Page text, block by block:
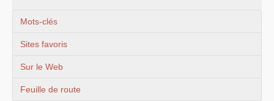
Mots-clés
Sites favoris
Sur le Web
Feuille de route